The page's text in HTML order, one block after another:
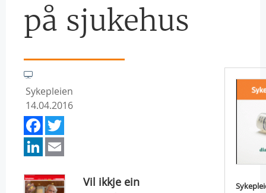
på sjukehus
Sykepleien
14.04.2016
Facebook
LinkedIn
Vil ikkje ein